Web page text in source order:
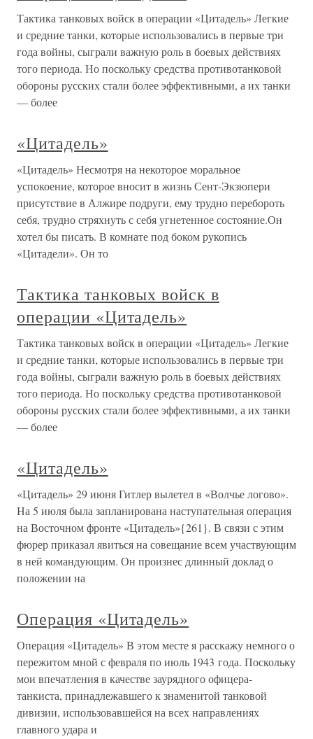
Тактика танковых войск в операции «Цитадель» Легкие
и средние танки, которые использовались в первые три
года войны, сыграли важную роль в боевых действиях
того периода. Но поскольку средства противотанковой
обороны русских стали более эффективными, а их танки
— более
«Цитадель»
«Цитадель» Несмотря на некоторое моральное
успокоение, которое вносит в жизнь Сент-Экзюпери
присутствие в Алжире подруги, ему трудно перебороть
себя, трудно стряхнуть с себя угнетенное состояние.Он
хотел бы писать. В комнате под боком рукопись
«Цитадели». Он то
Тактика танковых войск в
операции «Цитадель»
Тактика танковых войск в операции «Цитадель» Легкие
и средние танки, которые использовались в первые три
года войны, сыграли важную роль в боевых действиях
того периода. Но поскольку средства противотанковой
обороны русских стали более эффективными, а их танки
— более
«Цитадель»
«Цитадель» 29 июня Гитлер вылетел в «Волчье логово».
На 5 июля была запланирована наступательная операция
на Восточном фронте «Цитадель»{261}. В связи с этим
фюрер приказал явиться на совещание всем участвующим
в ней командующим. Он произнес длинный доклад о
положении на
Операция «Цитадель»
Операция «Цитадель» В этом месте я расскажу немного о
пережитом мной с февраля по июль 1943 года. Поскольку
мои впечатления в качестве заурядного офицера-
танкиста, принадлежавшего к знаменитой танковой
дивизии, использовавшейся на всех направлениях
главного удара и